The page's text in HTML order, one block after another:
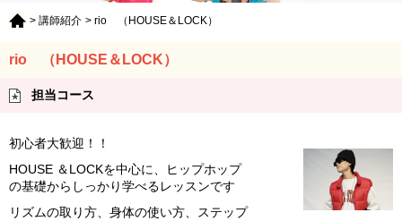
入会について
> 講師紹介 > rio （HOUSE＆LOCK）
rio （HOUSE＆LOCK）
担当コース
初心者大歓迎！！
HOUSE ＆LOCKを中心に、ヒップホップ
の基礎からしっかり学べるレッスンです
リズムの取り方、身体の使い方、ステップ